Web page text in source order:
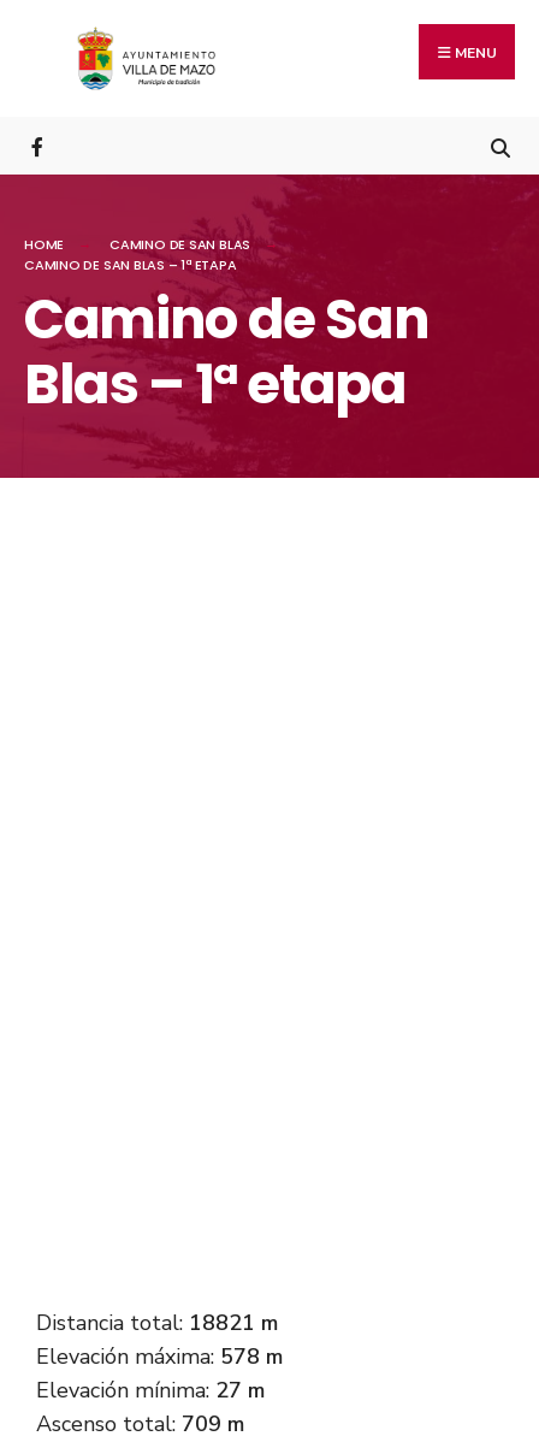
MENU
HOME
CAMINO DE SAN BLAS
CAMINO DE SAN BLAS – 1ª ETAPA
Camino de San
Blas – 1ª etapa
Distancia total: 18821 m
Elevación máxima: 578 m
Elevación mínima: 27 m
Ascenso total: 709 m